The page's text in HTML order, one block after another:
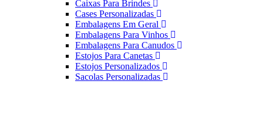
Caixas Para Brindes
Cases Personalizadas
Embalagens Em Geral
Embalagens Para Vinhos
Embalagens Para Canudos
Estojos Para Canetas
Estojos Personalizados
Sacolas Personalizadas